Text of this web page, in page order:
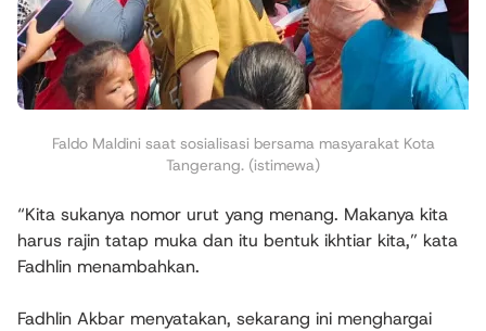
Faldo Maldini saat sosialisasi bersama masyarakat Kota
Tangerang. (istimewa)
“Kita sukanya nomor urut yang menang. Makanya kita
harus rajin tatap muka dan itu bentuk ikhtiar kita,” kata
Fadhlin menambahkan.
Fadhlin Akbar menyatakan, sekarang ini menghargai